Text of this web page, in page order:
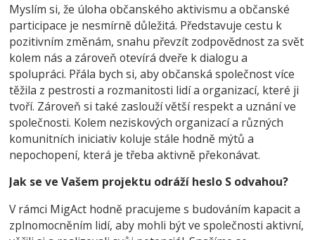
Myslím si, že úloha občanského aktivismu a občanské
participace je nesmírně důležitá. Představuje cestu k
pozitivním změnám, snahu převzít zodpovědnost za svět
kolem nás a zároveň otevírá dveře k dialogu a
spolupráci. Přála bych si, aby občanská společnost více
těžila z pestrosti a rozmanitosti lidí a organizací, které ji
tvoří. Zároveň si také zaslouží větší respekt a uznání ve
společnosti. Kolem neziskových organizací a různých
komunitních iniciativ koluje stále hodně mýtů a
nepochopení, která je třeba aktivně překonávat.
Jak se ve Vašem projektu odráží heslo S odvahou?
V rámci MigAct hodně pracujeme s budováním kapacit a
zplnomocněním lidí, aby mohli být ve společnosti aktivní,